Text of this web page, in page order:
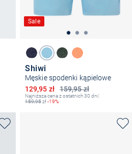
Sale
Shiwi
Męskie spodenki kąpielowe
159,95 zł
Obniżona cena
129,95 zł
Najniższa cena z ostatnich 30 dni:
159,95zł-19%